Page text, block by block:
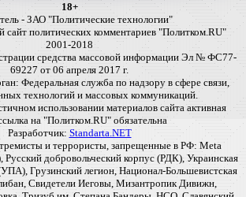
18+
- ЗАО "Политические технологии"
политических комментариев "Политком.RU"
2001-2018
средства массовой информации Эл № ФС77-
69227 от 06 апреля 2017 г.
Федеральная служба по надзору в сфере связи,
технологий и массовых коммуникаций.
использовании материалов сайта активная
на "Политком.RU" обязательна
Разработчик: Standarta.NET
и террористы, запрещенные в РФ: Meta
Русский добровольческий корпус (РДК), Украинская
Грузинский легион, Национал-Большевистская
Свидетели Иеговы, Мизантропик Дивижн,